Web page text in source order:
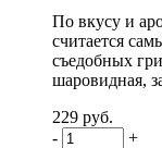
По вкусу и
считается
съедобных
шаровидная,
229 руб.
-
+